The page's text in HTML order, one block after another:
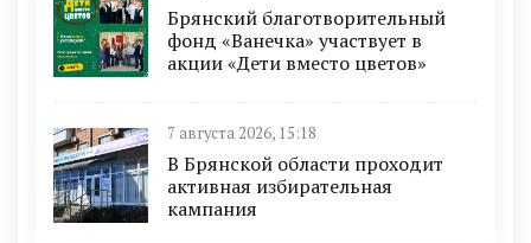
Брянский благотворительный
фонд «Ванечка» участвует в
акции «Дети вместо цветов»
7 августа 2026, 15:18
В Брянской области проходит
активная избирательная
кампания